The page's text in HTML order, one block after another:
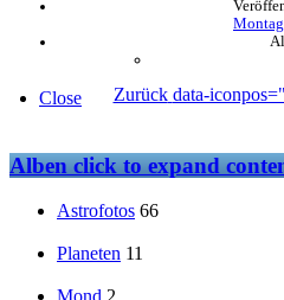
Zurück data-
Close
Albenclick to expand
Astrofotos 66
Planeten 11